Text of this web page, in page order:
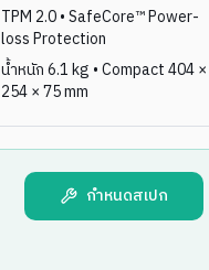
TPM 2.0 • SafeCore™ Power-
loss Protection
น้ำหนัก 6.1 kg • Compact 404 ×
254 × 75 mm
กำหนดสเปก